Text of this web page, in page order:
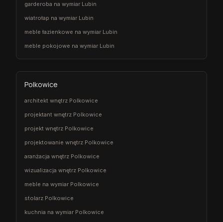
garderoba na wymiar Lubin
wiatrołap na wymiar Lubin
meble łazienkowe na wymiar Lubin
meble pokojowe na wymiar Lubin
Polkowice
architekt wnętrz Polkowice
projektant wnętrz Polkowice
projekt wnętrz Polkowice
projektowanie wnętrz Polkowice
aranżacja wnętrz Polkowice
wizualizacja wnętrz Polkowice
meble na wymiar Polkowice
stolarz Polkowice
kuchnia na wymiar Polkowice